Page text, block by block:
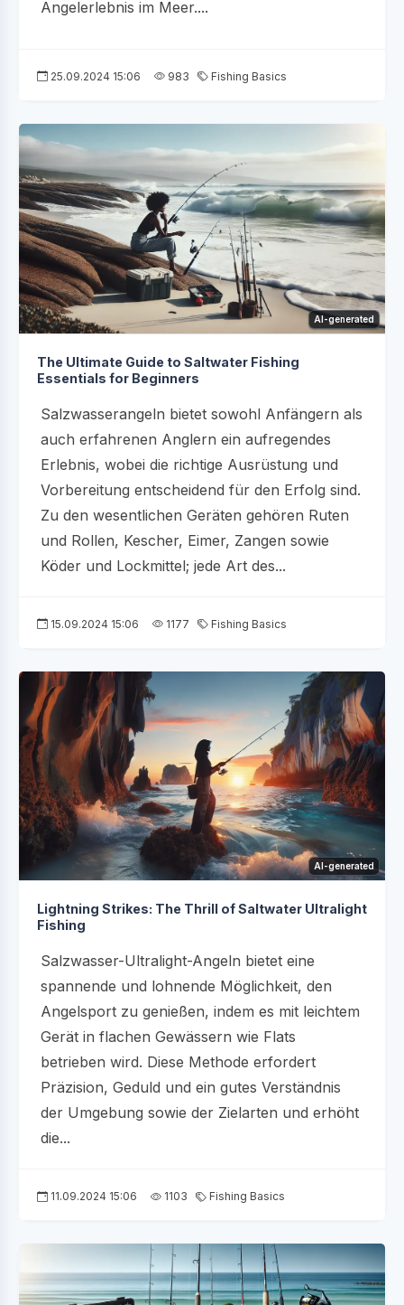
Angelerlebnis im Meer....
25.09.2024 15:06 983 Fishing Basics
AI-generated
The Ultimate Guide to Saltwater Fishing
Essentials for Beginners
Salzwasserangeln bietet sowohl Anfängern als
auch erfahrenen Anglern ein aufregendes
Erlebnis, wobei die richtige Ausrüstung und
Vorbereitung entscheidend für den Erfolg sind.
Zu den wesentlichen Geräten gehören Ruten
und Rollen, Kescher, Eimer, Zangen sowie
Köder und Lockmittel; jede Art des...
15.09.2024 15:06 1177 Fishing Basics
AI-generated
Lightning Strikes: The Thrill of Saltwater Ultralight
Fishing
Salzwasser-Ultralight-Angeln bietet eine
spannende und lohnende Möglichkeit, den
Angelsport zu genießen, indem es mit leichtem
Gerät in flachen Gewässern wie Flats
betrieben wird. Diese Methode erfordert
Präzision, Geduld und ein gutes Verständnis
der Umgebung sowie der Zielarten und erhöht
die...
11.09.2024 15:06 1103 Fishing Basics